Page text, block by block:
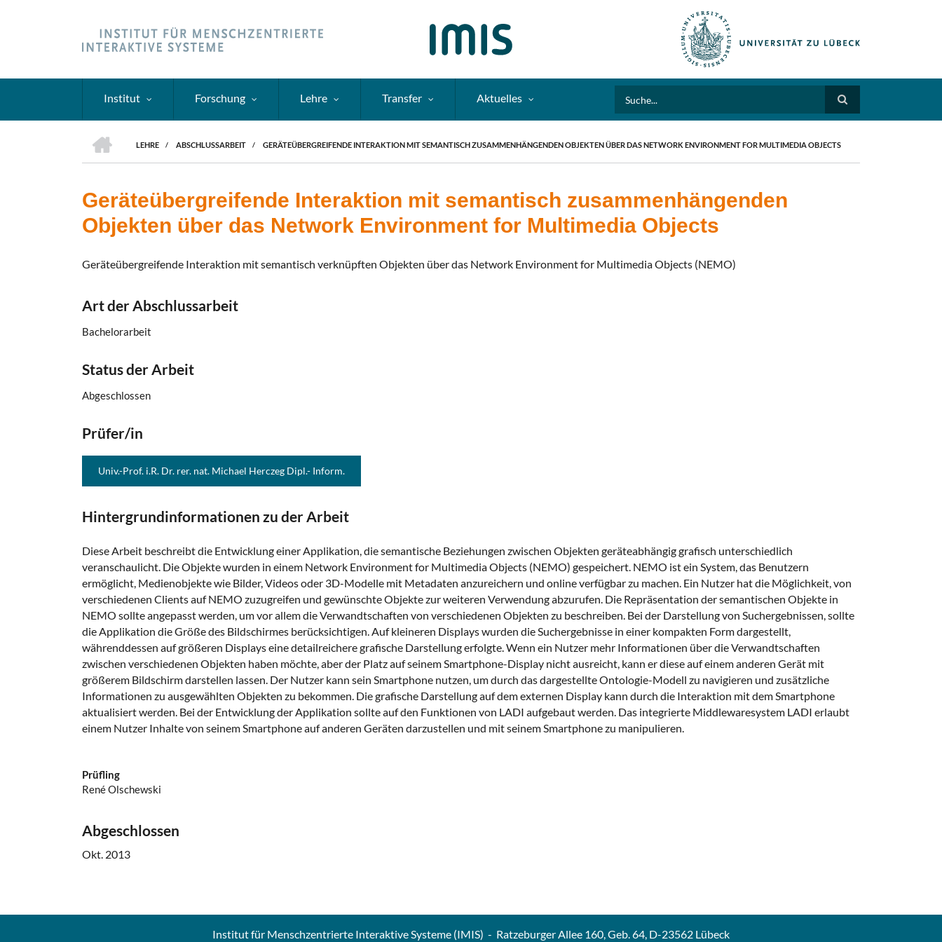
Institut Forschung Lehre Transfer Aktuelles
PFADNAVIGATION
LEHRE
/ ABSCHLUSSARBEIT / GERÄTEÜBERGREIFENDE INTERAKTION MIT SEMANTISCH ZUSAMMENHÄNGENDEN OBJEKTEN ÜBER DAS NETWORK ENVIRONMENT FOR MULTIMEDIA OBJECTS
Geräteübergreifende Interaktion mit semantisch zusammenhängenden
Objekten über das Network Environment for Multimedia Objects
Geräteübergreifende Interaktion mit semantisch verknüpften Objekten über das Network Environment for Multimedia Objects (NEMO)
Art der Abschlussarbeit
Bachelorarbeit
Status der Arbeit
Abgeschlossen
Prüfer/in
Univ.-Prof. i.R. Dr. rer. nat. Michael Herczeg Dipl.- Inform.
Hintergrundinformationen zu der Arbeit
Diese Arbeit beschreibt die Entwicklung einer Applikation, die semantische Beziehungen zwischen Objekten geräteabhängig grafisch unterschiedlich
veranschaulicht. Die Objekte wurden in einem Network Environment for Multimedia Objects (NEMO) gespeichert. NEMO ist ein System, das Benutzern
ermöglicht, Medienobjekte wie Bilder, Videos oder 3D-Modelle mit Metadaten anzureichern und online verfügbar zu machen. Ein Nutzer hat die Möglichkeit, von
verschiedenen Clients auf NEMO zuzugreifen und gewünschte Objekte zur weiteren Verwendung abzurufen. Die Repräsentation der semantischen Objekte in
NEMO sollte angepasst werden, um vor allem die Verwandtschaften von verschiedenen Objekten zu beschreiben. Bei der Darstellung von Suchergebnissen, sollte
die Applikation die Größe des Bildschirmes berücksichtigen. Auf kleineren Displays wurden die Suchergebnisse in einer kompakten Form dargestellt,
währenddessen auf größeren Displays eine detailreichere grafische Darstellung erfolgte. Wenn ein Nutzer mehr Informationen über die Verwandtschaften
zwischen verschiedenen Objekten haben möchte, aber der Platz auf seinem Smartphone-Display nicht ausreicht, kann er diese auf einem anderen Gerät mit
größerem Bildschirm darstellen lassen. Der Nutzer kann sein Smartphone nutzen, um durch das dargestellte Ontologie-Modell zu navigieren und zusätzliche
Informationen zu ausgewählten Objekten zu bekommen. Die grafische Darstellung auf dem externen Display kann durch die Interaktion mit dem Smartphone
aktualisiert werden. Bei der Entwicklung der Applikation sollte auf den Funktionen von LADI aufgebaut werden. Das integrierte Middlewaresystem LADI erlaubt
einem Nutzer Inhalte von seinem Smartphone auf anderen Geräten darzustellen und mit seinem Smartphone zu manipulieren.
Prüfling
René Olschewski
Abgeschlossen
Okt. 2013
Institut für Menschzentrierte Interaktive Systeme (IMIS) - Ratzeburger Allee 160, Geb. 64, D-23562 Lübeck